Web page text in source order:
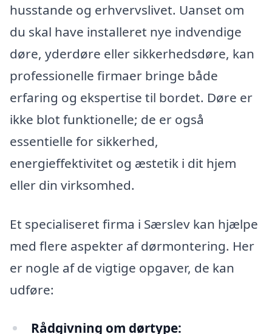
husstande og erhvervslivet. Uanset om
du skal have installeret nye indvendige
døre, yderdøre eller sikkerhedsdøre, kan
professionelle firmaer bringe både
erfaring og ekspertise til bordet. Døre er
ikke blot funktionelle; de er også
essentielle for sikkerhed,
energieffektivitet og æstetik i dit hjem
eller din virksomhed.
Et specialiseret firma i Særslev kan hjælpe
med flere aspekter af dørmontering. Her
er nogle af de vigtige opgaver, de kan
udføre:
Rådgivning om dørtype: